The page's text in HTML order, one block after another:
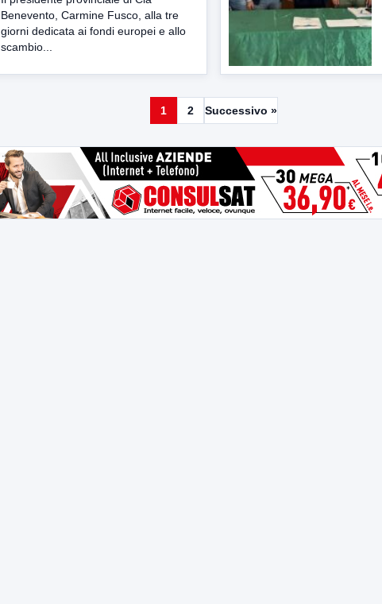
Benevento, Carmine Fusco, alla tre
giorni dedicata ai fondi europei e allo
scambio...
1 2 Successivo »